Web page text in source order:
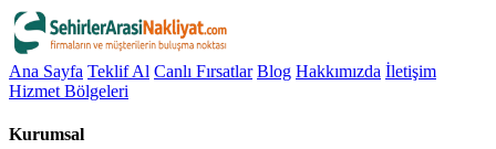
Ana Sayfa Teklif Al Canlı Fırsatlar Blog Hakkımızda İletişim
Hizmet Bölgeleri
Kurumsal